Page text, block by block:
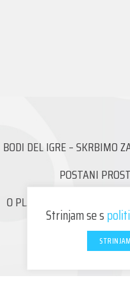
BODI DEL IGRE – SKRBIMO
POSTANI
O PLAZMA ŠPORTNIH IGRAH
Strinjam se s